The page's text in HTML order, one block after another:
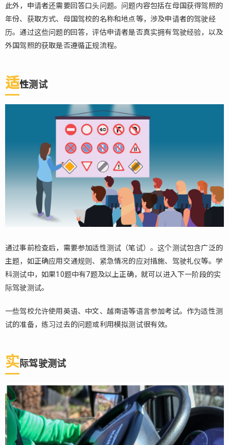
此外，申请者还需要回答口头问题。问题内容包括在母国获得驾照的
年份、获取方式、母国驾校的名称和地点等，涉及申请者的驾驶经
历。通过这些问题的回答，评估申请者是否真实拥有驾驶经验，以及
外国驾照的获取是否遵循正规流程。
适性测试
通过事前检查后，需要参加适性测试（笔试）。这个测试包含广泛的
主题，如正确应用交通规则、紧急情况的应对措施、驾驶礼仪等。学
科测试中，如果10题中有7题及以上正确，就可以进入下一阶段的实
际驾驶测试。
一些驾校允许使用英语、中文、越南语等语言参加考试。作为适性测
试的准备，练习过去的问题或利用模拟测试很有效。
实际驾驶测试